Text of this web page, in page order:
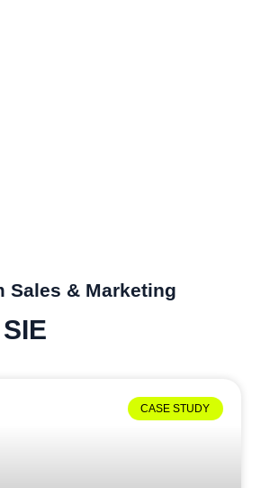
Sales & Marketing
CASE STUDY